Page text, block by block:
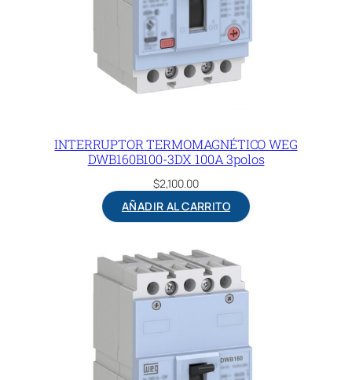
INTERRUPTOR TERMOMAGNÉTICO WEG
DWB160B100-3DX 100A 3polos
$2,100.00
AÑADIR AL CARRITO